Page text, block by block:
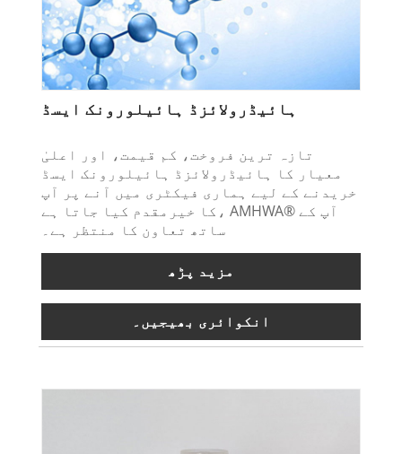
ہائیڈرولائزڈ ہائیلورونک ایسڈ
تازہ ترین فروخت، کم قیمت، اور اعلیٰ
معیار کا ہائیڈرولائزڈ ہائیلورونک ایسڈ
خریدنے کے لیے ہماری فیکٹری میں آنے پر آپ
کا خیرمقدم کیا جاتا ہے، AMHWA® آپ کے
ساتھ تعاون کا منتظر ہے۔
مزید پڑھ
انکوائری بھیجیں۔